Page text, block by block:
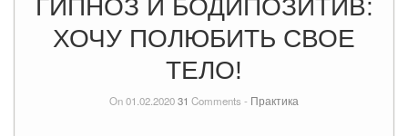
ГИПНОЗ И БОДИПОЗИТИВ:
ХОЧУ ПОЛЮБИТЬ СВОЕ
ТЕЛО!
On 01.02.202031 Comments - Практика